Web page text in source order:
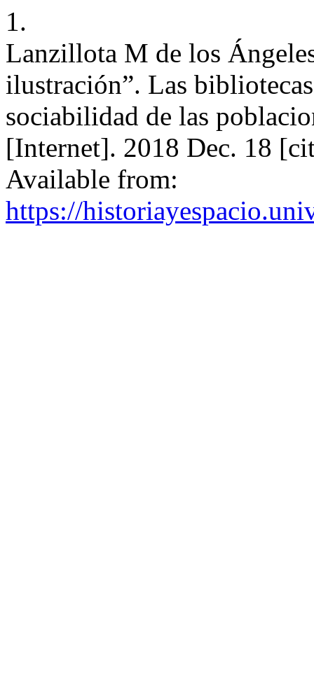
1.
Lanzillota M de los
ilustración”. Las
sociabilidad de las
[Internet]. 2018 Dec. 18
Available from:
https://